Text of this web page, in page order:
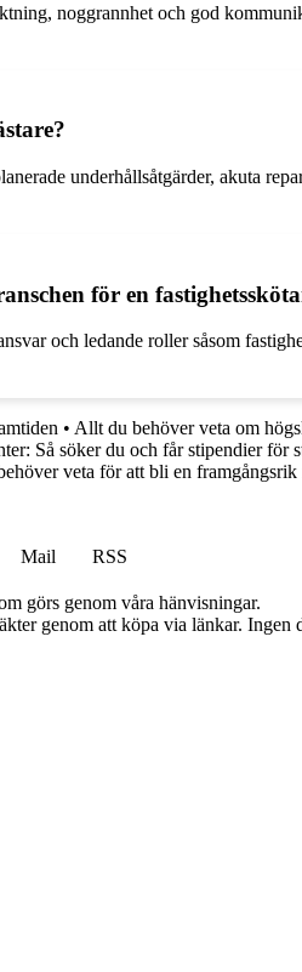
noggrannhet och god
underhållsåtgärder, akuta
för en
och ledande roller såsom
• Allt du behöver veta om
Så söker du och får stipendier för
veta för att bli en framgångsrik
Mail
RSS
görs genom våra hänvisningar.
genom att köpa via länkar. Ingen